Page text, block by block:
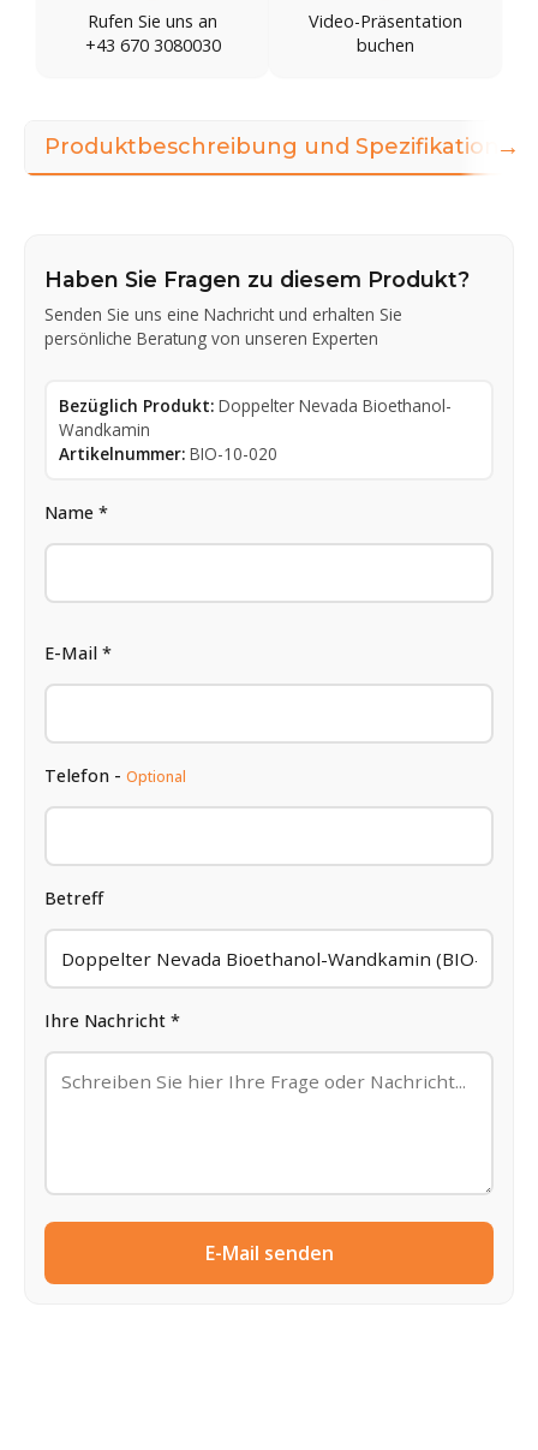
Rufen Sie uns an
+43 670 3080030
Video-Präsentation
buchen
Produktbeschreibung und Spezifikationen
Haben Sie Fragen zu diesem Produkt?
Senden Sie uns eine Nachricht und erhalten Sie
persönliche Beratung von unseren Experten
Bezüglich Produkt: Doppelter Nevada Bioethanol-
Wandkamin
Artikelnummer: BIO-10-020
Name *
E-Mail *
Telefon - Optional
Betreff
Ihre Nachricht *
E-Mail senden
→